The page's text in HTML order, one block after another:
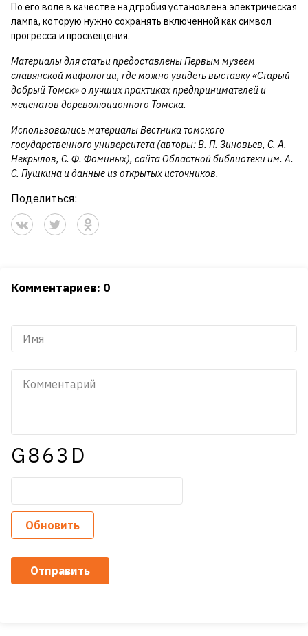
По его воле в качестве надгробия установлена электрическая
лампа, которую нужно сохранять включенной как символ
прогресса и просвещения.
Материалы для статьи предоставлены Первым музеем
славянской мифологии, где можно увидеть выставку «Старый
добрый Томск» о лучших практиках предпринимателей и
меценатов дореволюционного Томска.
Использовались материалы Вестника томского
государственного университета (авторы: В. П. Зиновьев, С. А.
Некрылов, С. Ф. Фоминых), сайта Областной библиотеки им. А.
С. Пушкина и данные из открытых источников.
Поделиться:
Комментариев: 0
G863D
Обновить
Отправить